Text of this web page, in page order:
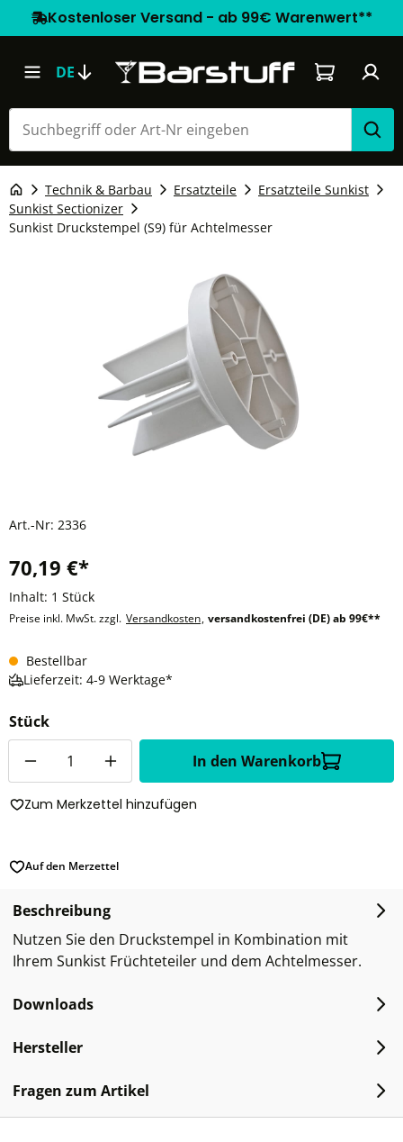
Kostenloser Versand - ab 99€ Warenwert**
DE Warenkorb
Technik & Barbau Ersatzteile
Ersatzteile Sunkist
Sunkist Sectionizer
Sunkist Druckstempel (S9) für Achtelmesser
Art.-Nr: 2336
70,19 €*
Inhalt: 1 Stück
Preise inkl. MwSt. zzgl. Versandkosten, versandkostenfrei (DE) ab 99€**
Bestellbar
Lieferzeit: 4-9 Werktage*
Stück
In den Warenkorb
Zum Merkzettel hinzufügen
Auf den Merzettel
Beschreibung
Nutzen Sie den Druckstempel in Kombination mit
Ihrem Sunkist Früchteteiler und dem Achtelmesser.
Downloads
Hersteller
Fragen zum Artikel